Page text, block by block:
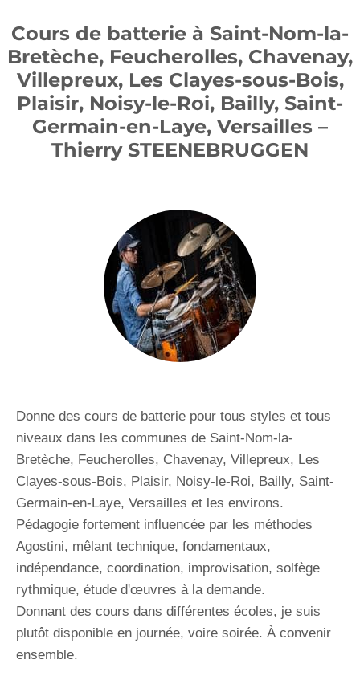
Cours de batterie à Saint-Nom-la-
Bretèche, Feucherolles, Chavenay,
Villepreux, Les Clayes-sous-Bois,
Plaisir, Noisy-le-Roi, Bailly, Saint-
Germain-en-Laye, Versailles –
Thierry STEENEBRUGGEN
Donne des cours de batterie pour tous styles et tous
niveaux dans les communes de Saint-Nom-la-
Bretèche, Feucherolles, Chavenay, Villepreux, Les
Clayes-sous-Bois, Plaisir, Noisy-le-Roi, Bailly, Saint-
Germain-en-Laye, Versailles et les environs.
Pédagogie fortement influencée par les méthodes
Agostini, mêlant technique, fondamentaux,
indépendance, coordination, improvisation, solfège
rythmique, étude d'œuvres à la demande.
Donnant des cours dans différentes écoles, je suis
plutôt disponible en journée, voire soirée. À convenir
ensemble.